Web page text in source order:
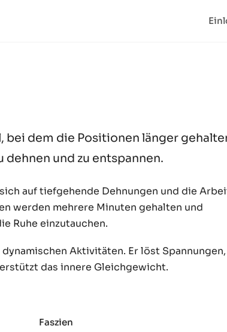
bei dem die Positionen länger
dehnen und zu entspannen.
auf tiefgehende Dehnungen und die
werden mehrere Minuten gehalten und
Ruhe einzutauchen.
Aktivitäten. Er löst Spannungen,
das innere Gleichgewicht.
Faszien